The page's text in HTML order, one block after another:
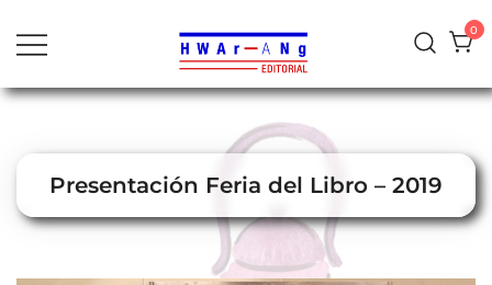
contenido
0
Presentación Feria del Libro – 2019